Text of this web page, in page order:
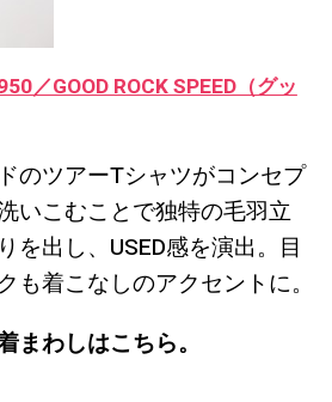
／GOOD ROCK SPEED（グッ
のツアーTシャツがコンセプ
いこむことで独特の毛羽立
を出し、USED感を演出。目
も着こなしのアクセントに。
わしはこちら。